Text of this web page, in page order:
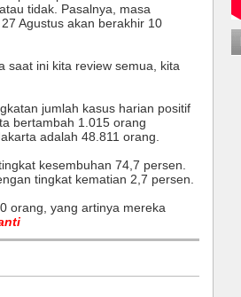
tidak. Pasalnya, masa
Agustus akan berakhir 10
saat ini kita review semua, kita
jumlah kasus harian positif
bertambah 1.015 orang
adalah 48.811 orang.
kesembuhan 74,7 persen.
tingkat kematian 2,7 persen.
orang, yang artinya mereka